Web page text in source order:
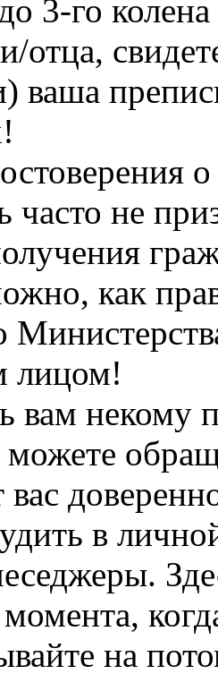
3-го
отца,
ваша
не
как
лицом!
вам некому
можете
вас
в
на